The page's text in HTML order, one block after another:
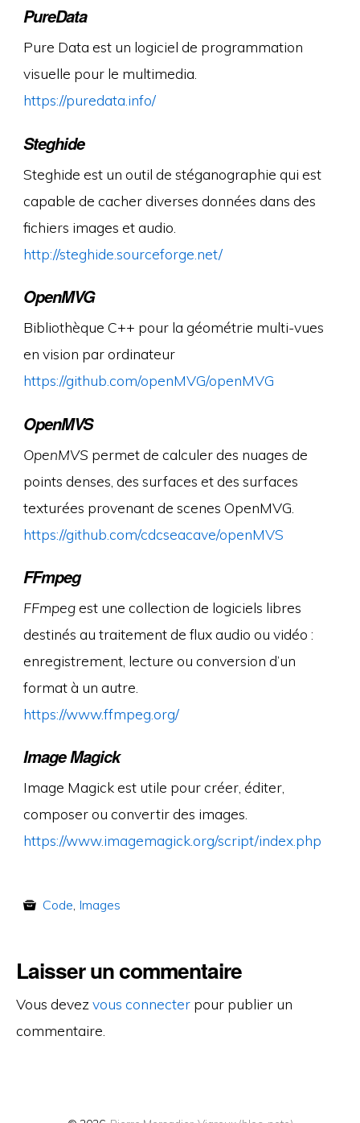
PureData
Pure Data est un logiciel de programmation
visuelle pour le multimedia.
https://puredata.info/
Steghide
Steghide est un outil de stéganographie qui est
capable de cacher diverses données dans des
fichiers images et audio.
http://steghide.sourceforge.net/
OpenMVG
Bibliothèque C++ pour la géométrie multi-vues
en vision par ordinateur
https://github.com/openMVG/openMVG
OpenMVS
OpenMVSpermet de calculer des nuages de
points denses, des surfaces et des surfaces
texturées provenant de scenes OpenMVG.
https://github.com/cdcseacave/openMVS
FFmpeg
FFmpegest une collection de logiciels libres
destinés au traitement de flux audio ou vidéo :
enregistrement, lecture ou conversion d’un
format à un autre.
https://www.ffmpeg.org/
Image Magick
Image Magick est utile pour créer, éditer,
composer ou convertir des images.
https://www.imagemagick.org/script/index.php
Code, Images
Laisser un commentaire
Vous devezvous connecterpour publier un
commentaire.